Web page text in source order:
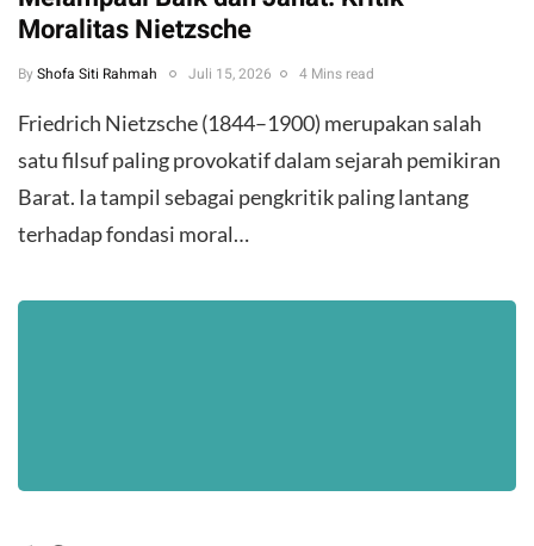
Moralitas Nietzsche
By Shofa Siti Rahmah Juli 15, 2026 4 Mins read
Friedrich Nietzsche (1844–1900) merupakan salah
satu filsuf paling provokatif dalam sejarah pemikiran
Barat. Ia tampil sebagai pengkritik paling lantang
terhadap fondasi moral…